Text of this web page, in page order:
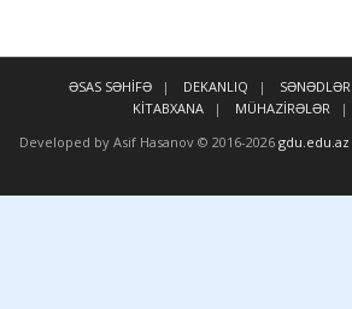
ƏSAS SƏHİFƏ DEKANLIQ SƏNƏDLƏR
KİTABXANA
MÜHAZİRƏLƏR
Developed by Asif Hasanov © 2016-2026 gdu.edu.az